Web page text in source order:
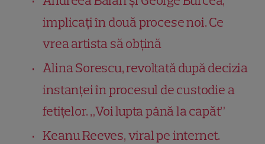
implicați în două procese noi. Ce
vrea artista să obțină
Alina Sorescu, revoltată după decizia
instanței în procesul de custodie a
fetițelor. „Voi lupta până la capăt”
Keanu Reeves, viral pe internet.